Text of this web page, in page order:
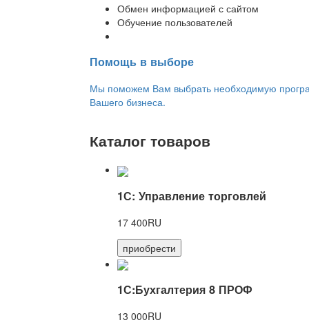
Обмен информацией с сайтом
Обучение пользователей
Помощь в выборе
Мы поможем Вам выбрать необходимую
Вашего бизнеса.
Каталог товаров
1С: Управление торговлей
17 400RU
приобрести
1С:Бухгалтерия 8 ПРОФ
13 000RU